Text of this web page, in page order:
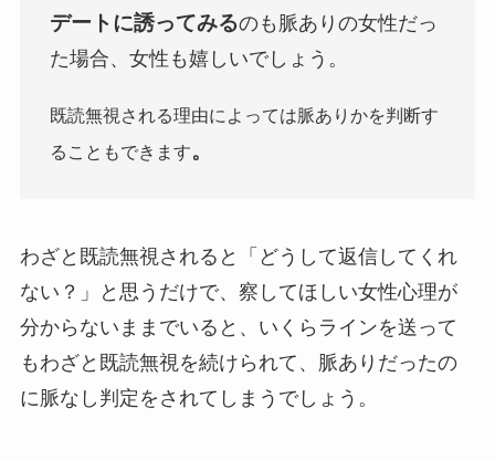
デートに誘ってみるのも脈ありの女性だっ
た場合、女性も嬉しいでしょう。
既読無視される理由によっては脈ありかを判断す
ることもできます。
わざと既読無視されると「どうして返信してくれ
ない？」と思うだけで、察してほしい女性心理が
分からないままでいると、いくらラインを送って
もわざと既読無視を続けられて、脈ありだったの
に脈なし判定をされてしまうでしょう。